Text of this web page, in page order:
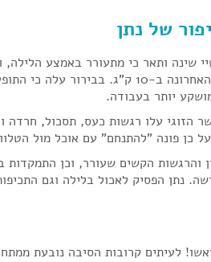
של נתן
קשיי שינה ותאר כי מתעורר באמצע
למקרר ואוכל, באופן זה השמין בשנה
יותר בעבודה.
הזוגי עלו רגשות כעס, תסכול, חרדה
כן פונה "להתנחם" עם אוכל מול
והרגשות הקשים שעורר, וכן התמקדות
נתן הפסיק לאכול בלילה וגם
לעיתים קרובות הסיבה נובעת